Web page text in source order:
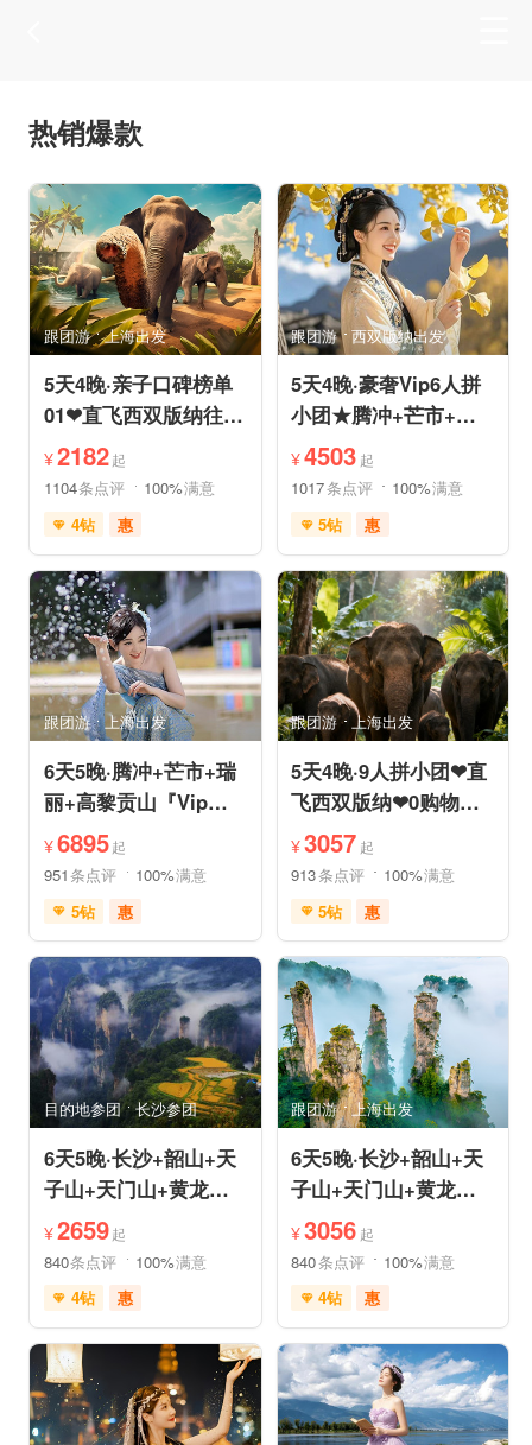
热销爆款
跟团游 上海出发
5天4晚·亲子口碑榜单
01❤直飞西双版纳往返
机票❤拼小团轻奢0购
物纯玩
¥2182起
1104条点评 100%满意
4钻
惠
免费接送机
充足自由时间
品质游
美食享受
摄影之旅
自然山水
动植物园
研学体验
跟团游 上海出发
6天5晚·腾冲+芒市+瑞
丽+高黎贡山『Vip一
单一团』豪奢五钻酒店
度假
¥6895起
951条点评 100%满意
5钻
惠
免费接送机
免费WIFI
家庭游
情侣游
世界遗产
休闲度假
自然山水
自由活动
美食享受
目的地参团 长沙参团
6天5晚·长沙+韶山+天
子山+天门山+黄龙洞
+芙蓉镇+凤凰古城跟
团游
¥2659起
840条点评 100%满意
4钻
惠
免费接送机
玻璃栈道
森林公园
跟团游 西双版纳出发
5天4晚·豪奢Vip6人拼
小团★腾冲+芒市+瑞
丽★直飞往返轻松旅途
¥4503 起
1017条点评 100%满意
5钻
惠
充足自由时间
免费接送机
品质游
祈福之旅
赏花之旅
森林公园
自然山水
跟团游 上海出发
5天4晚·9人拼小团❤直
飞西双版纳❤0购物纯
玩·豪奢五星五钻泳池
度假
¥3057 起
913条点评 100%满意
5钻
惠
免费接送机
管家服务
品质游
休闲游
家庭游
摄影之旅
休闲度假
自然山水
美食享受
世界遗产
亲子休闲
动植物园
小众风光
森林公园
美景探索
跟团游 上海出发
6天5晚·长沙+韶山+天
子山+天门山+黄龙洞
+芙蓉镇+凤凰古城跟
团游
¥3056 起
840条点评 100%满意
4钻
惠
免费接送机
玻璃栈道
森林公园